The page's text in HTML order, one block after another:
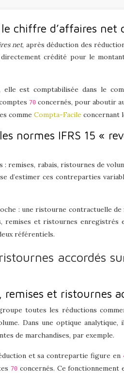
chiffre d’affaires net
net, après déduction des
crédité pour le
elle est comptabilisée dans le
70concernés, pour aboutir
comme Compta-Facile concernant
normes IFRS 15 «
remises, rabais, ristournes de
d’estimer ces contreparties
: une ristourne contractuelle
remises et ristournes enregistrés
référentiels.
accordés
et ristournes
toutes les réductions
Dans une optique analytique,
de marchandises, par exemple.
et sa contrepartie figure en
70 concernés. Ce fonctionnement